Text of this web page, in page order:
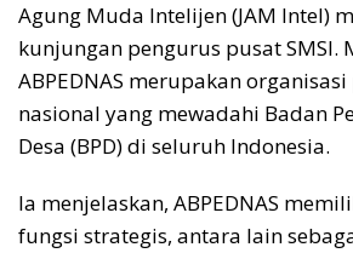
Agung Muda Intelijen (JAM Intel)
kunjungan pengurus pusat SMSI.
ABPEDNAS merupakan
nasional yang mewadahi Badan
Desa (BPD) di seluruh Indonesia.
Ia menjelaskan, ABPEDNAS
fungsi strategis, antara lain